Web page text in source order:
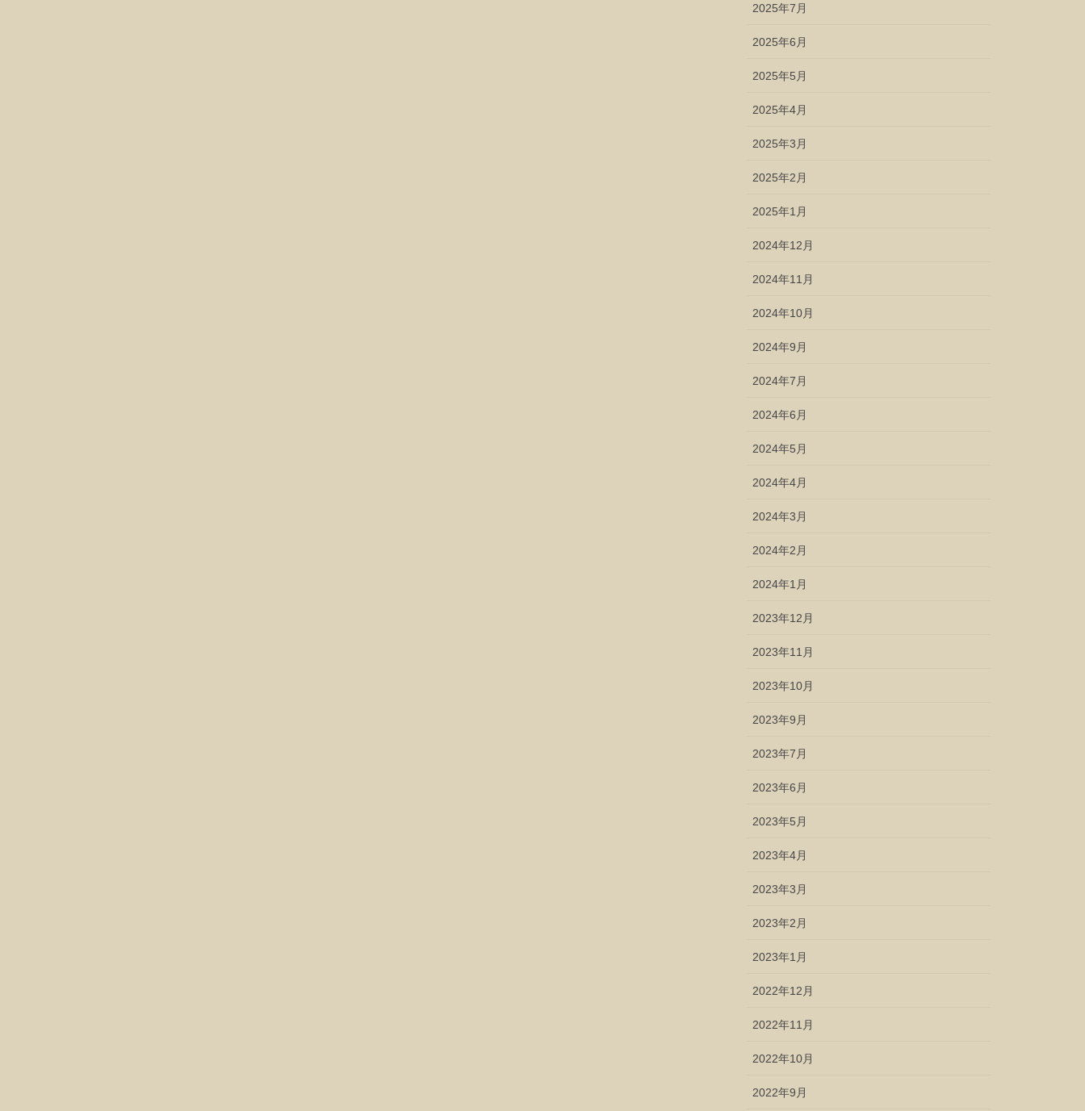
2025年7月
2025年6月
2025年5月
2025年4月
2025年3月
2025年2月
2025年1月
2024年12月
2024年11月
2024年10月
2024年9月
2024年7月
2024年6月
2024年5月
2024年4月
2024年3月
2024年2月
2024年1月
2023年12月
2023年11月
2023年10月
2023年9月
2023年7月
2023年6月
2023年5月
2023年4月
2023年3月
2023年2月
2023年1月
2022年12月
2022年11月
2022年10月
2022年9月